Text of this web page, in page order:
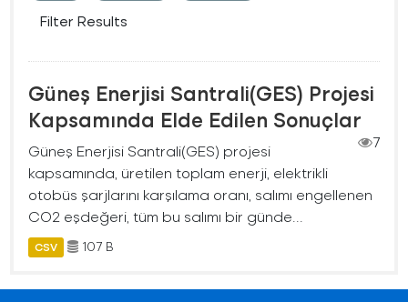
Filter Results
Güneş Enerjisi Santrali(GES) Projesi
Kapsamında Elde Edilen Sonuçlar
7
Güneş Enerjisi Santrali(GES) projesi
kapsamında, üretilen toplam enerji, elektrikli
otobüs şarjlarını karşılama oranı, salımı engellenen
CO2 eşdeğeri, tüm bu salımı bir günde...
CSV 107 B